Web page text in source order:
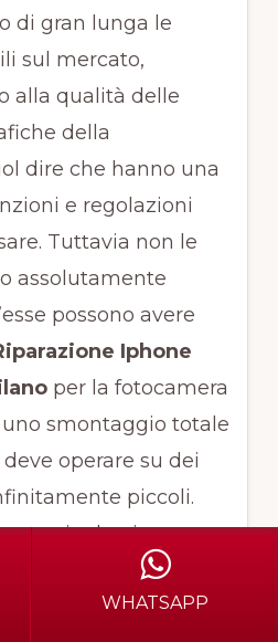
di gran lunga le
sul mercato,
alla qualità delle
della
dire che hanno una
e regolazioni
Tuttavia non le
assolutamente
possono avere
Iphone
per la fotocamera
smontaggio totale
operare su dei
piccoli.
la giusta
Via Morgagni
necessario poi
WHATSAPP